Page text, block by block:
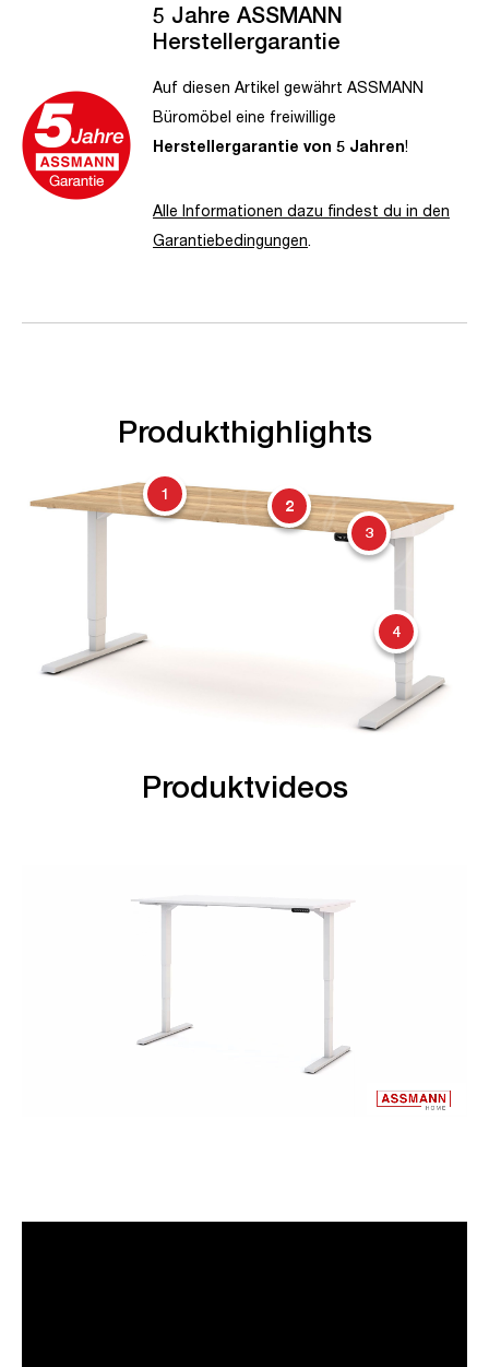
5 Jahre ASSMANN
Herstellergarantie
Auf diesen Artikel gewährt ASSMANN
Büromöbel eine freiwillige
Herstellergarantie von 5 Jahren!
Alle Informationen dazu findest du in den
Garantiebedingungen.
Produkthighlights
1
2
3
4
Produktvideos